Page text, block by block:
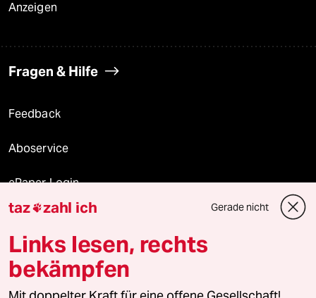
Anzeigen
Fragen & Hilfe
Feedback
Aboservice
ePaper Login
Downloads für Abonnierende
© 2026 taz Verlags und Vertriebs GmbH
Alle Rechte vorbehalten. Bei rechtlichen Fragen oder für Genehmigungen
taz zahl ich Gerade nicht
Links lesen, rechts
bekämpfen